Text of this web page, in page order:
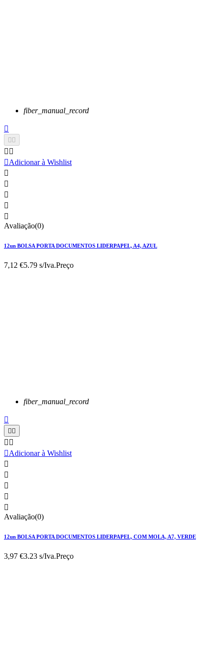
fiber_manual_record

 
 
Adicionar à Wishlist





Avaliação(0)
12un BOLSA PORTA DOCUMENTOS LIDERPAPEL, A4, AZUL
7,12 €5.79 s/Iva.Preço
fiber_manual_record

 
 
Adicionar à Wishlist





Avaliação(0)
12un BOLSA PORTA DOCUMENTOS LIDERPAPEL, COM MOLA, A7, VERDE
3,97 €3.23 s/Iva.Preço